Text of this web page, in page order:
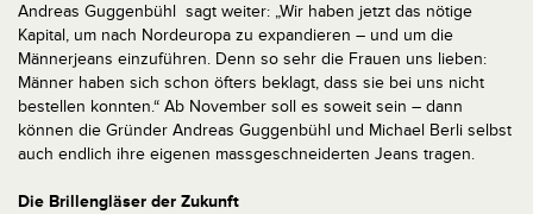
Andreas Guggenbühl sagt weiter: „Wir haben jetzt das nötige
Kapital, um nach Nordeuropa zu expandieren – und um die
Männerjeans einzuführen. Denn so sehr die Frauen uns lieben:
Männer haben sich schon öfters beklagt, dass sie bei uns nicht
bestellen konnten.“ Ab November soll es soweit sein – dann
können die Gründer Andreas Guggenbühl und Michael Berli selbst
auch endlich ihre eigenen massgeschneiderten Jeans tragen.
Die Brillengläser der Zukunft